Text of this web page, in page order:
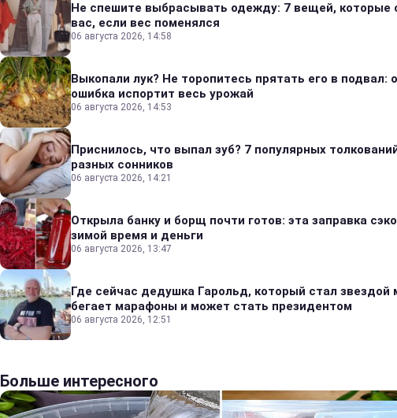
Не спешите выбрасывать одежду: 7 вещей, которые
вас, если вес поменялся
06 августа 2026, 14:58
Выкопали лук? Не торопитесь прятать его в подвал:
ошибка испортит весь урожай
06 августа 2026, 14:53
Приснилось, что выпал зуб? 7 популярных
разных сонников
06 августа 2026, 14:21
Открыла банку и борщ почти готов: эта заправка
зимой время и деньги
06 августа 2026, 13:47
Где сейчас дедушка Гарольд, который стал звездой
бегает марафоны и может стать президентом
06 августа 2026, 12:51
Больше интересного